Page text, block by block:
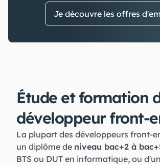
Je découvre les offres
Étude et formation
développeur front-
La plupart des développeurs front-
un diplôme de niveau bac+2 à
BTS ou DUT en informatique, ou